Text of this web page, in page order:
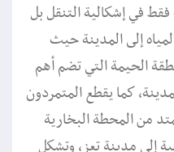
في إشكالية التنقل بل
إلى المدينة حيث
الحيمة التي تضم أهم
كما يقطع المتمردون
من المحطة البخارية
إلى مدينة تعز، وتشكل